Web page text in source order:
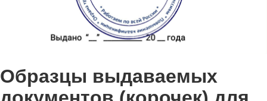
Образцы выдаваемых